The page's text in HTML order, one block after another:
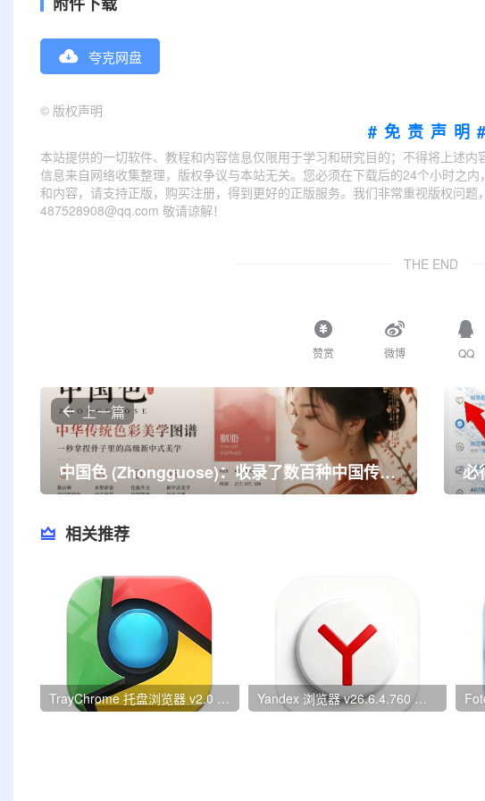
夸克网盘
© 版权声明
#免责声明#
本站提供的一切软件、教程和内容信息仅限用于学习和研究目的；不得将上述
信息来自网络收集整理，版权争议与本站无关。您必须在下载后的24个小时之
和内容，请支持正版，购买注册，得到更好的正版服务。我们非常重视版权问题
487528908@qq.com 敬请谅解！
THE END
赞赏 微博 QQ
上一篇
中国色 (Zhongguose)：收录了数百种中国传统色彩，让你的设计瞬间高级！ 必
相关推荐
TrayChrome 托盘浏览器 v2.0 绿色版 Yandex 浏览器 v26.6.4.760 中文版